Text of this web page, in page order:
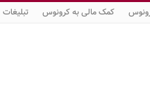
کمک مالی به کرونوس تبلیغات